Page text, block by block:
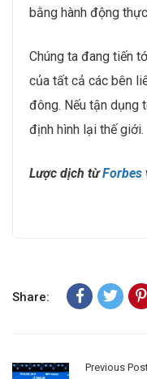
bằng hành động
Chúng ta đang tiến
của tất cả các bên
đông. Nếu tận dụng
định hình lại thế giới.
Lược dịch từForbes
Share:
Previous